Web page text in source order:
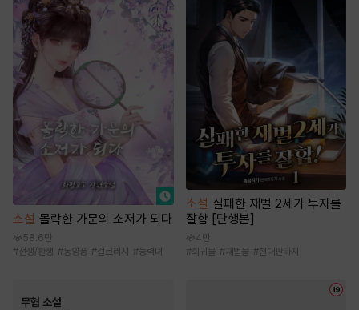
소설 몰락한 가문의 소저가 되다
58.6만
#전생/환생 #동양풍 #걸크러시 #능력녀
무협 소설
소설 실패한 재벌 2세가 투자를
잘함 [단행본]
4만
#회귀물 #재벌물 #현대판타지